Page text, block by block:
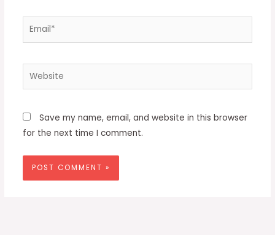
Email*
Website
Save my name, email, and website in this browser
for the next time I comment.